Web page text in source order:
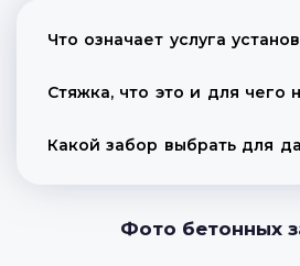
Что означает услуга
Стяжка, что это и для чего
Какой забор выбрать для
Фото бетонных